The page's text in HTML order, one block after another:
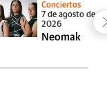
Conciertos
7 de agosto de
2026
Neomak